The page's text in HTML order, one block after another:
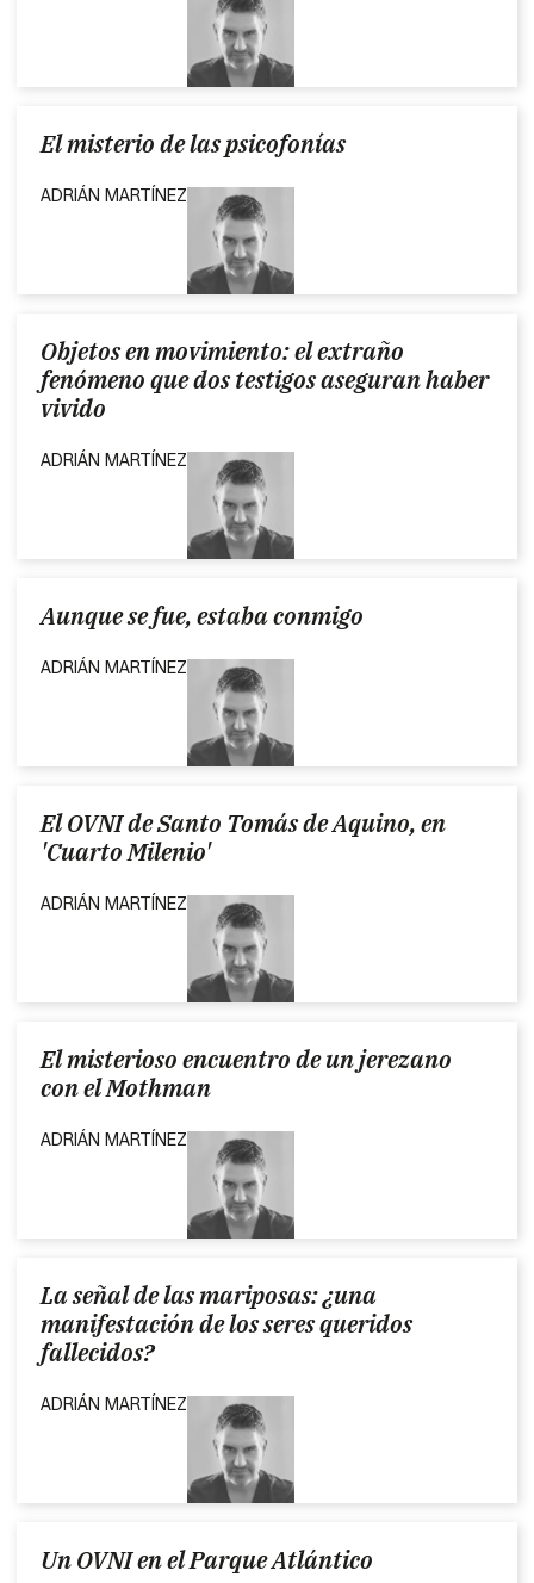
El misterio de las psicofonías
ADRIÁN MARTÍNEZ
Objetos en movimiento: el extraño
fenómeno que dos testigos aseguran haber
vivido
ADRIÁN MARTÍNEZ
Aunque se fue, estaba conmigo
ADRIÁN MARTÍNEZ
El OVNI de Santo Tomás de Aquino, en
'Cuarto Milenio'
ADRIÁN MARTÍNEZ
El misterioso encuentro de un jerezano
con el Mothman
ADRIÁN MARTÍNEZ
La señal de las mariposas: ¿una
manifestación de los seres queridos
fallecidos?
ADRIÁN MARTÍNEZ
Un OVNI en el Parque Atlántico